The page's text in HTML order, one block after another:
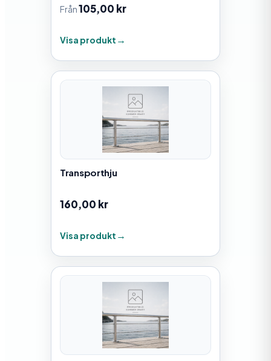
Från105,00 kr
Visa produkt
Transporthju
160,00 kr
Visa produkt